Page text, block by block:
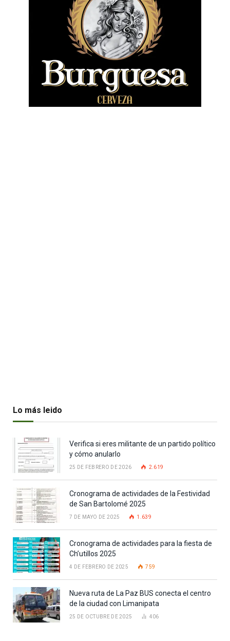
Lo más leido
Verifica si eres militante de un partido político
y cómo anularlo
25 DE FEBRERO DE 2026 2.619
Cronograma de actividades de la Festividad
de San Bartolomé 2025
7 DE MAYO DE 2025 1.639
Cronograma de actividades para la fiesta de
Ch’utillos 2025
4 DE FEBRERO DE 2025 759
Nueva ruta de La Paz BUS conecta el centro
de la ciudad con Limanipata
25 DE OCTUBRE DE 2025 406